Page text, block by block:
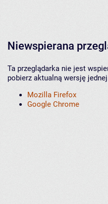
Niewspierana
Ta przeglądarka nie jest
pobierz aktualną wersję
Mozilla Firefox
Google Chrome